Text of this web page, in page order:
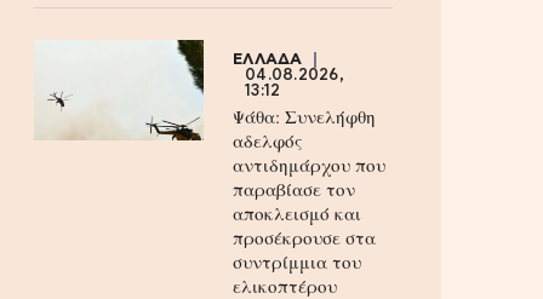
ΕΛΛΑΔΑ
04.08.2026,
13:12
Ψάθα: Συνελήφθη
αδελφός
αντιδημάρχου που
παραβίασε τον
αποκλεισμό και
προσέκρουσε στα
συντρίμμια του
ελικοπτέρου